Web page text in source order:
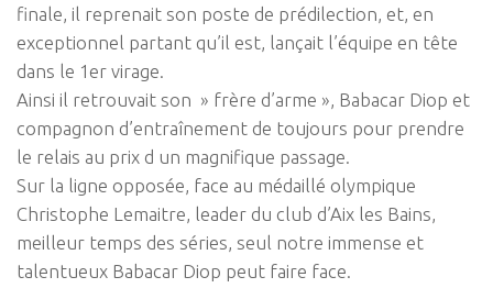
finale, il reprenait son poste de prédilection, et, en
exceptionnel partant qu’il est, lançait l’équipe en tête
dans le 1er virage.
Ainsi il retrouvait son » frère d’arme », Babacar Diop et
compagnon d’entraînement de toujours pour prendre
le relais au prix d un magnifique passage.
Sur la ligne opposée, face au médaillé olympique
Christophe Lemaitre, leader du club d’Aix les Bains,
meilleur temps des séries, seul notre immense et
talentueux Babacar Diop peut faire face.